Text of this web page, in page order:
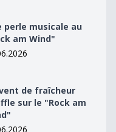
am Wind&quot;
perle musicale au
am Wind"
le &quot;Rock am
de fraîcheur
sur le "Rock am